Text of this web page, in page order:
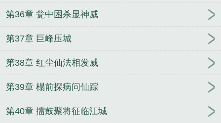
第36章 瓮中困杀显神威
第37章 巨峰压城
第38章 红尘仙法相发威
第39章 榻前探病问仙踪
第40章 擂鼓聚将征临江城